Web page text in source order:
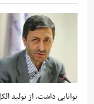
توانایی داشت، از تولید